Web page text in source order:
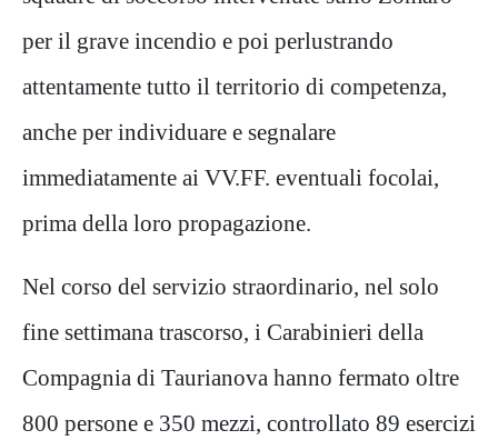
per il grave incendio e poi perlustrando
attentamente tutto il territorio di competenza,
anche per individuare e segnalare
immediatamente ai VV.FF. eventuali focolai,
prima della loro propagazione.
Nel corso del servizio straordinario, nel solo
fine settimana trascorso, i Carabinieri della
Compagnia di Taurianova hanno fermato oltre
800 persone e 350 mezzi, controllato 89 esercizi